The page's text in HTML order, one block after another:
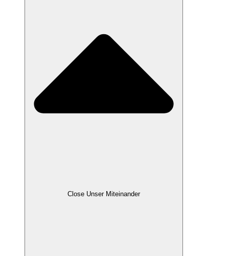
Close Unser Miteinander